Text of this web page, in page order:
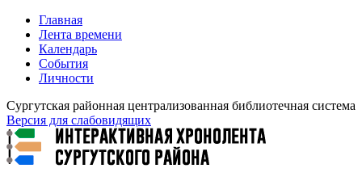
Главная
Лента времени
Календарь
События
Личности
Сургутская районная централизованная библиотечная система
Версия для слабовидящих